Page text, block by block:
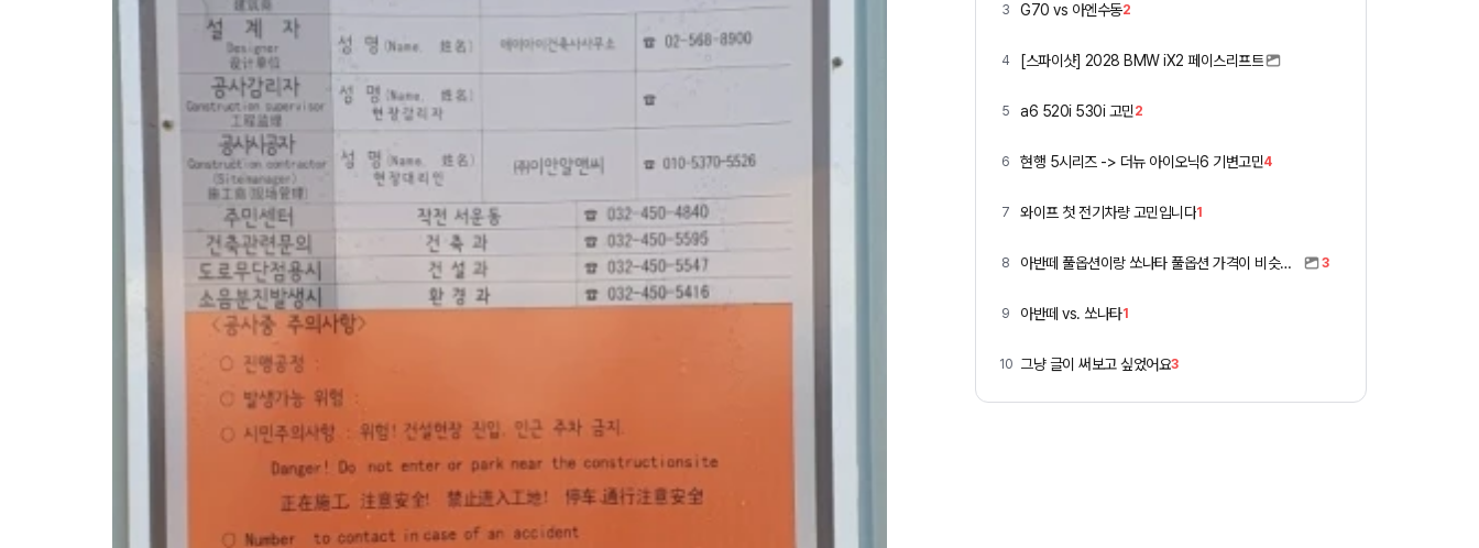
3 G70 vs 아엔수동2
4 [스파이샷] 2028 BMW iX2 페이스리프트
5 a6 520i 530i 고민 2
6 현행 5시리즈 -> 더뉴 아이오닉6 기변고민4
7 와이프 첫 전기차량 고민입니다1
8 아반떼 풀옵션이랑 쏘나타 풀옵션 가격이 비슷하네요 3
9 아반떼 vs. 쏘나타1
10 그냥 글이 써보고 싶었어요3